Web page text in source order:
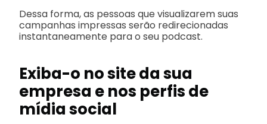
Dessa forma, as pessoas que visualizarem suas
campanhas impressas serão redirecionadas
instantaneamente para o seu podcast.
Exiba-o no site da sua
empresa e nos perfis de
mídia social